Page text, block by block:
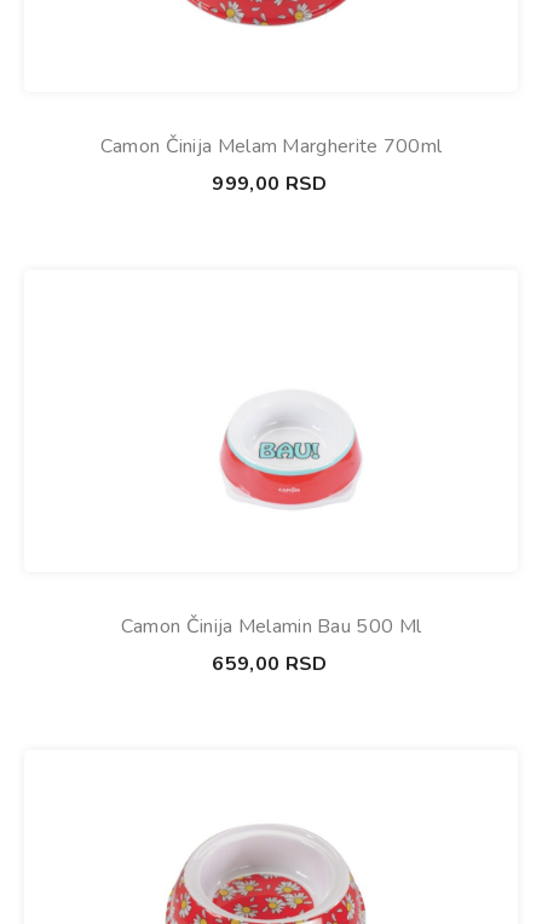
Camon Činija Melam Margherite 700ml
999,00 RSD
Camon Činija Melamin Bau 500 Ml
659,00 RSD